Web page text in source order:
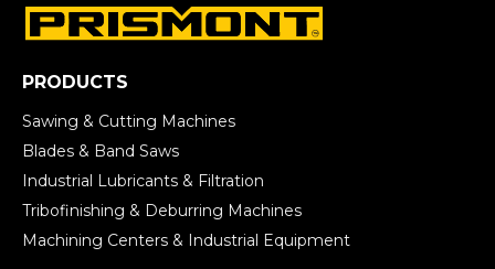
PRODUCTS
Sawing & Cutting Machines
Blades & Band Saws
Industrial Lubricants & Filtration
Tribofinishing & Deburring Machines
Machining Centers & Industrial Equipment